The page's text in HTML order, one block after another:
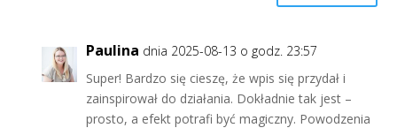
Paulina dnia 2025-08-13 o godz. 23:57
Super! Bardzo się cieszę, że wpis się przydał i
zainspirował do działania. Dokładnie tak jest –
prosto, a efekt potrafi być magiczny. Powodzenia